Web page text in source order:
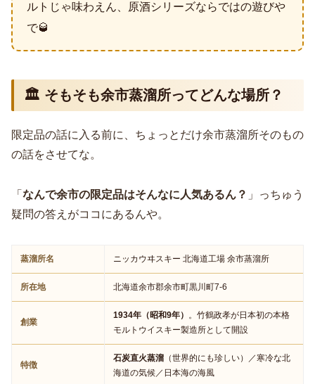
ルトじゃ味わえん、原酒シリーズならではの遊びや
で🥃
🏛️ そもそも余市蒸溜所ってどんな場所？
限定品の話に入る前に、ちょっとだけ余市蒸溜所そのもの
の話をさせてな。
「 なんで余市の限定品はそんなに人気あるん？ 」っちゅう
疑問の答えがココにあるんや。
蒸溜所名 ニッカウヰスキー 北海道工場 余市蒸溜所
所在地 北海道余市郡余市町黒川町7-6
創業
1934年（昭和9年）
。竹鶴政孝が日本初の本格
モルトウイスキー製造所として開設
特徴
石炭直火蒸溜 （世界的にも珍しい）／寒冷な北
海道の気候／日本海の海風